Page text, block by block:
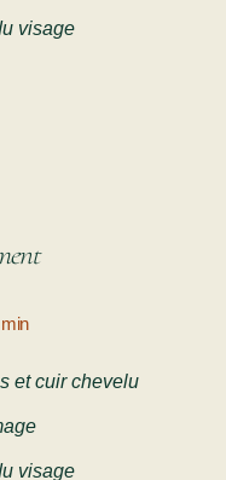
visage
et cuir chevelu
visage